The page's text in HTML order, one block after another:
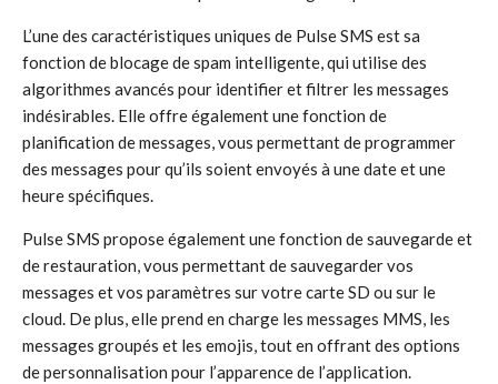
L’une des caractéristiques uniques de Pulse SMS est sa
fonction de blocage de spam intelligente, qui utilise des
algorithmes avancés pour identifier et filtrer les messages
indésirables. Elle offre également une fonction de
planification de messages, vous permettant de programmer
des messages pour qu’ils soient envoyés à une date et une
heure spécifiques.
Pulse SMS propose également une fonction de sauvegarde et
de restauration, vous permettant de sauvegarder vos
messages et vos paramètres sur votre carte SD ou sur le
cloud. De plus, elle prend en charge les messages MMS, les
messages groupés et les emojis, tout en offrant des options
de personnalisation pour l’apparence de l’application.